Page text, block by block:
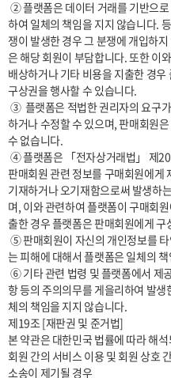
하여 일체의 책임을 지지 않습니다.
쟁이 발생한 경우 그 분쟁에 개입하
은 해당 회원이 부담합니다. 또한 이
배상하거나 기타 비용을 지출한 경
구상권을 행사할 수 있습니다.
하거나 수정할 수 있으며, 판매회원
수 없습니다.
판매회원 관련 정보를 구매회원에게
기재하거나 오기재함으로써 발생하
며, 이와 관련하여 플랫폼이 구매회
출한 경우 플랫폼은 판매회원에게
는 피해에 대해서 플랫폼은 일체의
항 등의 주의의무를 게을리하여 발
체의 책임을 지지 않습니다.
제19조 [재판권 및 준거법]
본 약관은 대한민국 법률에 따라 해
회원 간의 서비스 이용 및 회원 상호
소송이 제기될 경우